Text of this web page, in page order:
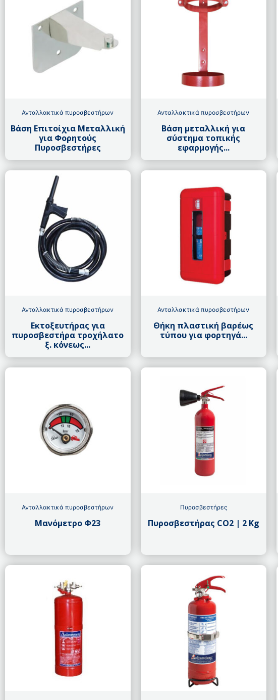
Ανταλλακτικά πυροσβεστήρων
Βάση Επιτοίχια Μεταλλική
για Φορητούς
Πυροσβεστήρες
Ανταλλακτικά πυροσβεστήρων
Βάση μεταλλική για
σύστημα τοπικής
εφαρμογής...
Ανταλλακτικά πυροσβεστήρων
Εκτοξευτήρας για
πυροσβεστήρα τροχήλατο
ξ. κόνεως...
Ανταλλακτικά πυροσβεστήρων
Θήκη πλαστική βαρέως
τύπου για φορτηγά...
Ανταλλακτικά πυροσβεστήρων
Μανόμετρο Φ23
Πυροσβεστήρες
Πυροσβεστήρας CO2 | 2 Kg